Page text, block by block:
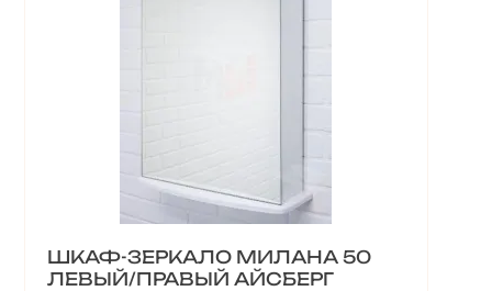
ШКАФ-ЗЕРКАЛО МИЛАНА 50
ЛЕВЫЙ/ПРАВЫЙ АЙСБЕРГ